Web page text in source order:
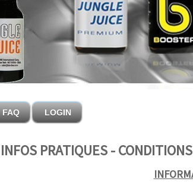
FAQ LOGIN
INFOS PRATIQUES -